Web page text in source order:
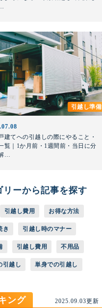
建てへの引越しの際にやること・
覧｜1か月前・1週間前・当日に分
…
引越し準備
リーから記事を探す
引越し費用 お得な方法
き 引越し時のマナー
引越し費用 不用品
引越し 単身での引越し
ング 2025.09.03更新